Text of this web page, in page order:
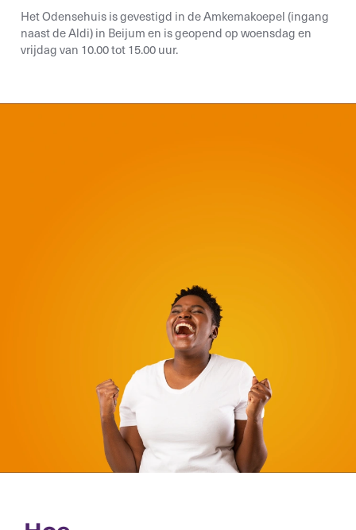
Het Odensehuis is gevestigd in de Amkemakoepel(ingang
naast de Aldi) in Beijum en is geopend op woensdag en
vrijdag van 10.00 tot 15.00 uur.